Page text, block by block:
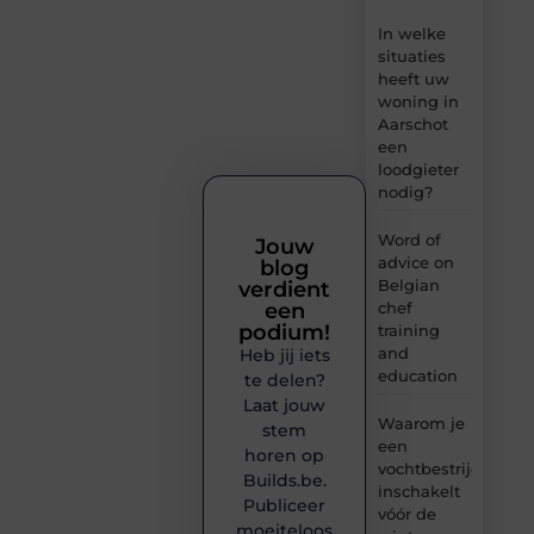
In welke
situaties
heeft uw
woning in
Aarschot
een
loodgieter
nodig?
Word of
advice on
Belgian
chef
training
and
education
Waarom je
een
inschakelt
vóór de
Jouw
blog
verdient
een
podium!
Heb jij iets
te delen?
Laat jouw
stem
horen op
Builds.be.
Publiceer